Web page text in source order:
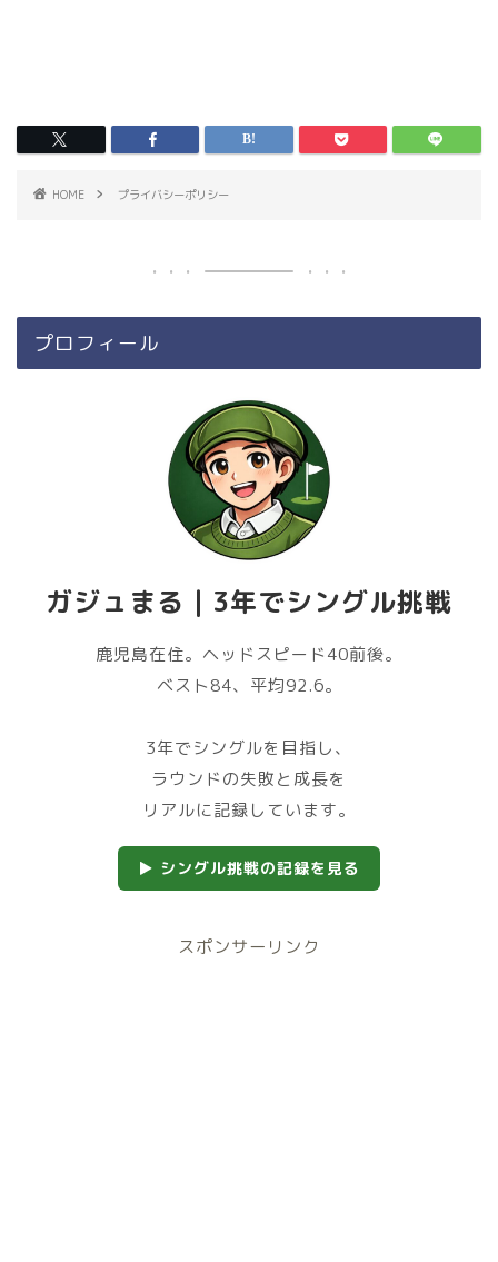
HOME プライバシーポリシー
プロフィール
ガジュまる｜3年でシングル挑戦
鹿児島在住。ヘッドスピード40前後。
ベスト84、平均92.6。
3年でシングルを目指し、
ラウンドの失敗と成長を
リアルに記録しています。
▶ シングル挑戦の記録を見る
スポンサーリンク